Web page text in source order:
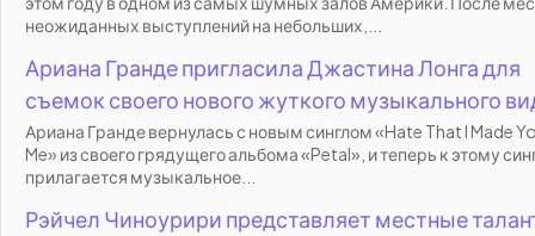
неожиданных выступлений на небольших,...
Ариана Гранде пригласила Джастина Лонга для
съемок своего нового жуткого музыкального
Ариана Гранде вернулась с новым синглом «Hate That I Made
Me» из своего грядущего альбома «Petal», и теперь к этому
прилагается музыкальное...
Рэйчел Чиноурири представляет местные